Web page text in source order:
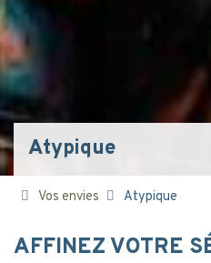
Atypique
Vos envies Atypique
AFFINEZ VOTRE